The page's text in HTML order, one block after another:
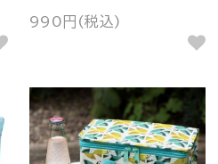
990円(税込)